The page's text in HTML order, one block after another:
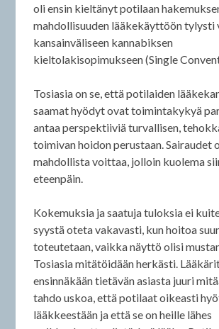
oli ensin kieltänyt potilaan
mahdollisuuden lääkekäyttöön tylysti
kansainväliseen kannabiksen
kieltolakisopimukseen (Single
Tosiasia on se, että potilaiden
saamat hyödyt ovat toimintakykyä
antaa perspektiiviä turvallisen,
toimivan hoidon perustaan. Sairaudet
mahdollista voittaa, jolloin kuolema
eteenpäin.
Kokemuksia ja saatuja tuloksia ei
syystä oteta vakavasti, kun hoitoa
toteutetaan, vaikka näyttö olisi
Tosiasia mitätöidään herkästi.
ensinnäkään tietävän asiasta juuri
tahdo uskoa, että potilaat oikeasti
lääkkeestään ja että se on heille lähes